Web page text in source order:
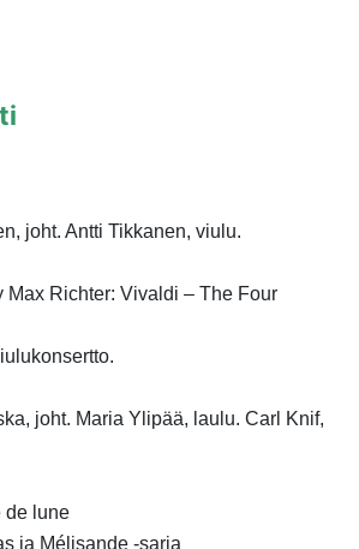
joht. Antti Tikkanen, viulu.
Max Richter: Vivaldi – The Four
joht. Maria Ylipää, laulu. Carl Knif,
de lune
ja Mélisande -sarja